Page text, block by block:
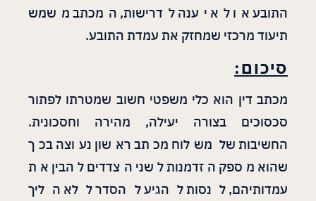
התובע או לא יענה לדרישות, המכתב משמש
תיעוד מרכזי שמחזק את עמדת התובע.
סיכום:
מכתב דין הוא כלי משפטי חשוב שמטרתו לפתור
סכסוכים בצורה יעילה, מהירה וחסכונית.
החשיבות של משלוח מכתב ראשון נעוצה בכך
שהוא מספק הזדמנות לשני הצדדים להבין את
עמדותיהם, לנסות להגיע להסדר ללא הליך